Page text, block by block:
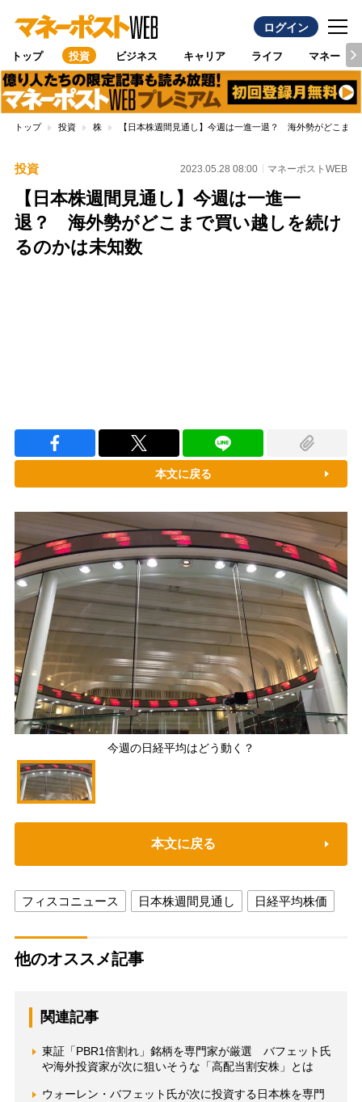
ログイン
トップ 投資 ビジネス キャリア ライフ マネー
トップ 投資 株 【日本株週間見通し】今週は一進一退？ 海外勢がどこま
投資 2023.05.28 08:00 マネーポストWEB
【日本株週間見通し】今週は一進一
退？ 海外勢がどこまで買い越しを続け
るのかは未知数
本文に戻る
今週の日経平均はどう動く？
本文に戻る
フィスコニュース 日本株週間見通し 日経平均株価
他のオススメ記事
関連記事
東証「PBR1倍割れ」銘柄を専門家が厳選 バフェット氏
や海外投資家が次に狙いそうな「高配当割安株」とは
ウォーレン・バフェット氏が次に投資する日本株を専門